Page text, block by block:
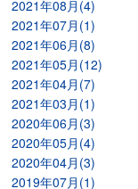
2021年08月(4)
2021年07月(1)
2021年06月(8)
2021年05月(12)
2021年04月(7)
2021年03月(1)
2020年06月(3)
2020年05月(4)
2020年04月(3)
2019年07月(1)